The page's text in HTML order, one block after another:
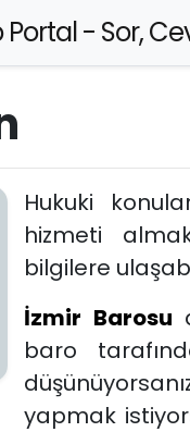
- Sor,
Hukuki
hizmeti
bilgilere
İzmir Barosu
baro
yapmak